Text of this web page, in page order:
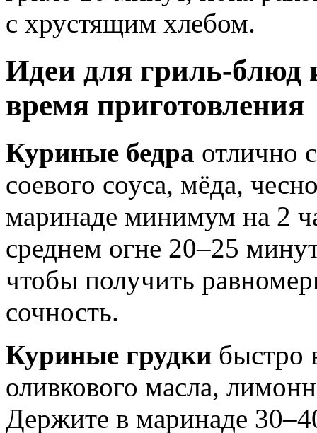
с хрустящим хлебом.
Идеи для гриль-
время приготовления
Куриные бедра отлично
соевого соуса, мёда,
маринаде минимум на 2
среднем огне 20–25
чтобы получить
сочность.
Куриные грудки быстро
оливкового масла,
Держите в маринаде